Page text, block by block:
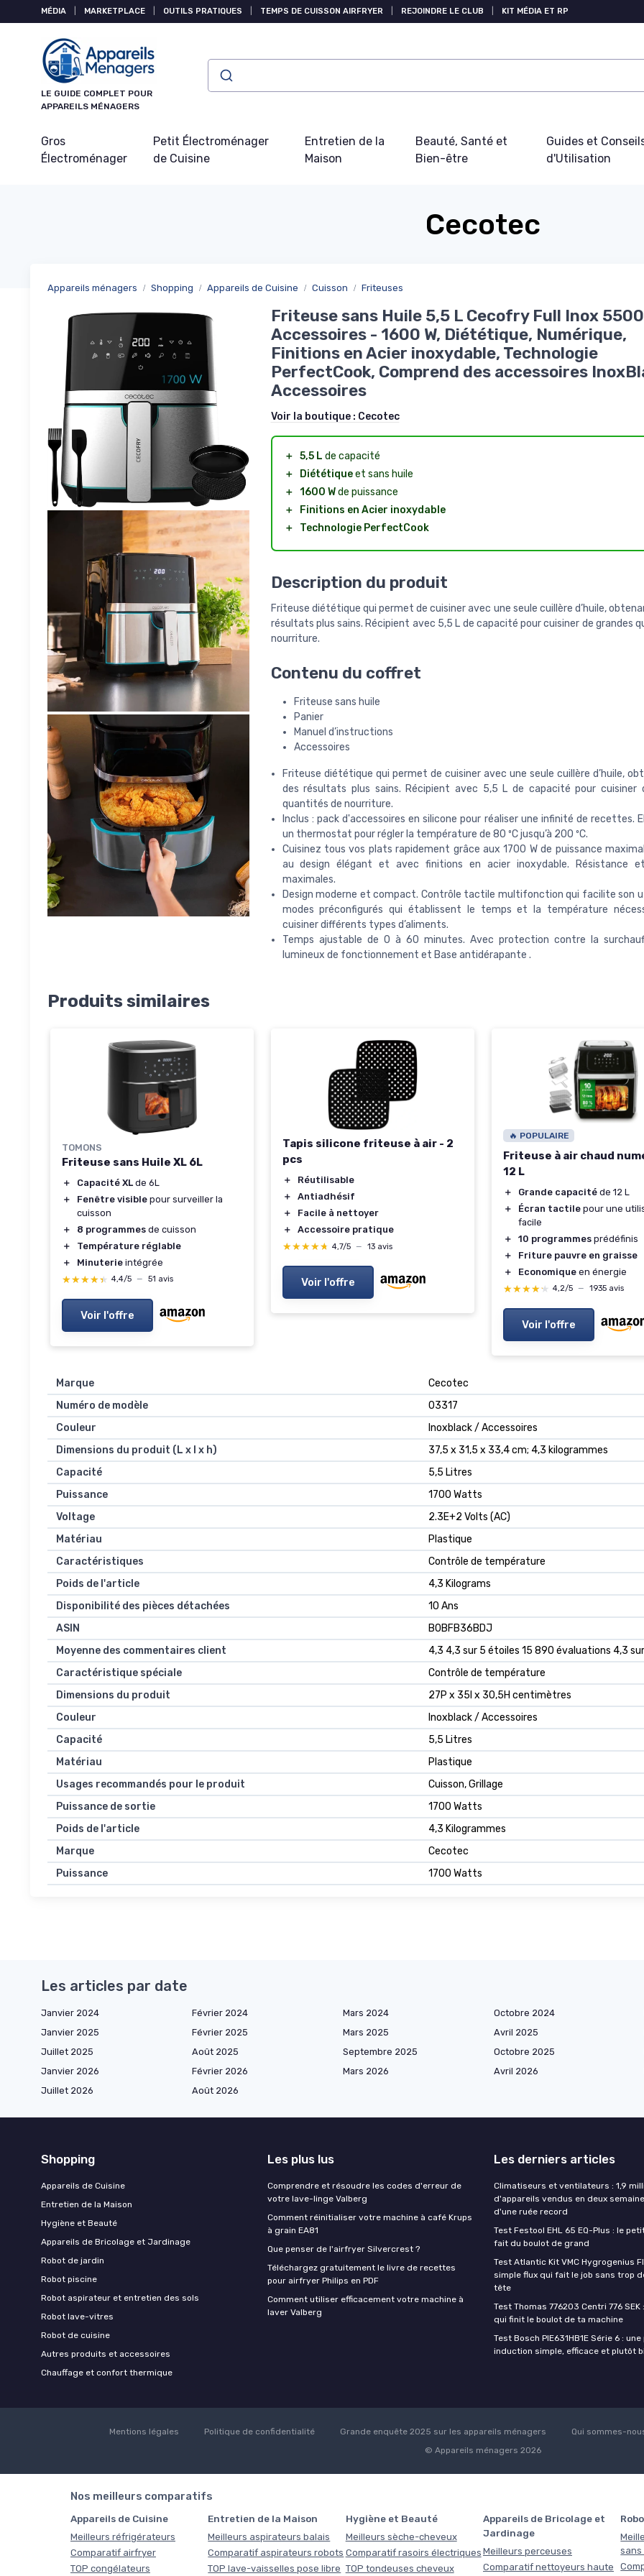
MÉDIA MARKETPLACE OUTILS PRATIQUES TEMPS DE CUISSON AIRFRYER REJOINDRE LE CLUB KIT MÉDIA ET RP
LE GUIDE COMPLET POUR
APPAREILS MÉNAGERS
Gros
Électroménager
Petit Électroménager
de Cuisine
Entretien de la
Maison
Beauté, Santé et
Bien-être
Guides et
d'Utilisation
Cecotec
Appareils ménagers Shopping Appareils de Cuisine Cuisson Friteuses
Friteuse sans Huile 5,5 L Cecofry Full Inox
Accessoires - 1600 W, Diététique, Numérique,
Finitions en Acier inoxydable, Technologie
PerfectCook, Comprend des accessoires
Accessoires
Voir la boutique : Cecotec
＋ 5,5 L de capacité
＋
Diététiqueet sans huile
＋ 1600 Wde puissance
＋
Finitions en Acier inoxydable
＋
Technologie PerfectCook
Description du produit
Friteuse diététique qui permet de cuisiner avec une seule cuillère d’huile,
résultats plus sains. Récipient avec 5,5 L de capacité pour cuisiner de grandes
nourriture.
Contenu du coffret
Friteuse sans huile
Panier
Manuel d’instructions
Accessoires
Friteuse diététique qui permet de cuisiner avec une seule cuillère d’huile,
des résultats plus sains. Récipient avec 5,5 L de capacité pour cuisiner
quantités de nourriture.
Inclus : pack d'accessoires en silicone pour réaliser une infinité de recettes.
un thermostat pour régler la température de 80 ºC jusqu’à 200 ºC.
Cuisinez tous vos plats rapidement grâce aux 1700 W de puissance
au design élégant et avec finitions en acier inoxydable. Résistance
maximales.
Design moderne et compact. Contrôle tactile multifonction qui facilite son
modes préconfigurés qui établissent le temps et la température
cuisiner différents types d’aliments.
Temps ajustable de 0 à 60 minutes. Avec protection contre la
lumineux de fonctionnement et Base antidérapante .
Produits similaires
TOMONS
Friteuse sans Huile XL 6L
＋ Capacité XL de 6L
＋
Fenêtre visible pour surveiller la
cuisson
＋
8 programmes de cuisson
＋
Température réglable
＋
Minuterie intégrée
★★★★★
★★★★★ 4,4/5 — 51 avis
Voir l'offre
Tapis silicone friteuse à air - 2
pcs
＋
Réutilisable
＋
Antiadhésif
＋
Facile à nettoyer
＋
Accessoire pratique
★★★★★
★★★★★ 4,7/5 — 13 avis
Voir l'offre
🔥 POPULAIRE
Friteuse à air chaud
12 L
＋ Grande capacité de 12 L
＋
Écran tactile pour une
facile
＋
10 programmes prédéfinis
＋
Friture pauvre en graisse
＋
Economique en énergie
★★★★★
★★★★★ 4,2/5 — 1935 avis
Voir l'offre
Marque
‎Cecotec
Numéro de modèle
‎03317
Couleur
‎Inoxblack / Accessoires
Dimensions du produit (L x l x h)
‎37,5 x 31,5 x 33,4 cm; 4,3 kilogrammes
Capacité
‎5,5 Litres
Puissance
‎1700 Watts
Voltage
‎2.3E+2 Volts (AC)
Matériau
‎Plastique
Caractéristiques
‎Contrôle de température
Poids de l'article
‎4,3 Kilograms
Disponibilité des pièces détachées
‎10 Ans
ASIN
B0BFB36BDJ
Moyenne des commentaires client
4,3 4,3 sur 5 étoiles 15 890 évaluations 4,3
Caractéristique spéciale
Contrôle de température
Dimensions du produit
27P x 35l x 30,5H centimètres
Couleur
Inoxblack / Accessoires
Capacité
5,5 Litres
Matériau
Plastique
Usages recommandés pour le produit
Cuisson, Grillage
Puissance de sortie
1700 Watts
Poids de l'article
4,3 Kilogrammes
Marque
Cecotec
Puissance
1700 Watts
Les articles par date
Janvier 2024 Février 2024 Mars 2024 Octobre 2024
Janvier 2025
Février 2025 Mars 2025 Avril 2025
Juillet 2025
Août 2025 Septembre 2025 Octobre 2025
Janvier 2026
Février 2026 Mars 2026 Avril 2026
Juillet 2026
Août 2026
Shopping
Appareils de Cuisine
Entretien de la Maison
Hygiène et Beauté
Appareils de Bricolage et Jardinage
Robot de jardin
Robot piscine
Robot aspirateur et entretien des sols
Robot lave-vitres
Robot de cuisine
Autres produits et accessoires
Chauffage et confort thermique
Les plus lus
Comprendre et résoudre les codes d'erreur de
votre lave-linge Valberg
Comment réinitialiser votre machine à café Krups
à grain EA81
Que penser de l'airfryer Silvercrest ?
Téléchargez gratuitement le livre de recettes
pour airfryer Philips en PDF
Comment utiliser efficacement votre machine à
laver Valberg
Les derniers articles
Climatiseurs et ventilateurs : 1,9
d'appareils vendus en deux
d'une ruée record
Test Festool EHL 65 EQ-Plus : le
fait du boulot de grand
Test Atlantic Kit VMC Hygrogenius
simple flux qui fait le job sans trop
tête
Test Thomas 776203 Centri 776 SEK
qui finit le boulot de ta machine
Test Bosch PIE631HB1E Série 6 :
induction simple, efficace et plutôt
Mentions légales Politique de confidentialité Grande enquête 2025 sur les appareils ménagers Qui sommes-
© Appareils ménagers 2026
Nos meilleurs comparatifs
Appareils de Cuisine
Meilleurs réfrigérateurs
Comparatif airfryer
TOP congélateurs
Entretien de la Maison
Meilleurs aspirateurs balais
Comparatif aspirateurs robots
TOP lave-vaisselles pose libre
Hygiène et Beauté
Meilleurs sèche-cheveux
Comparatif rasoirs électriques
TOP tondeuses cheveux
Appareils de Bricolage et
Jardinage
Meilleurs perceuses
Comparatif nettoyeurs haute
sans
Panneau de gestion des cookies